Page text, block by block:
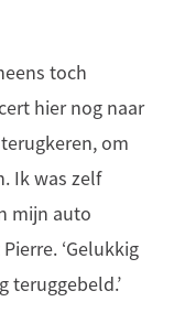
toch
hier nog naar
om
Ik was zelf
mijn auto
‘Gelukkig
teruggebeld.’